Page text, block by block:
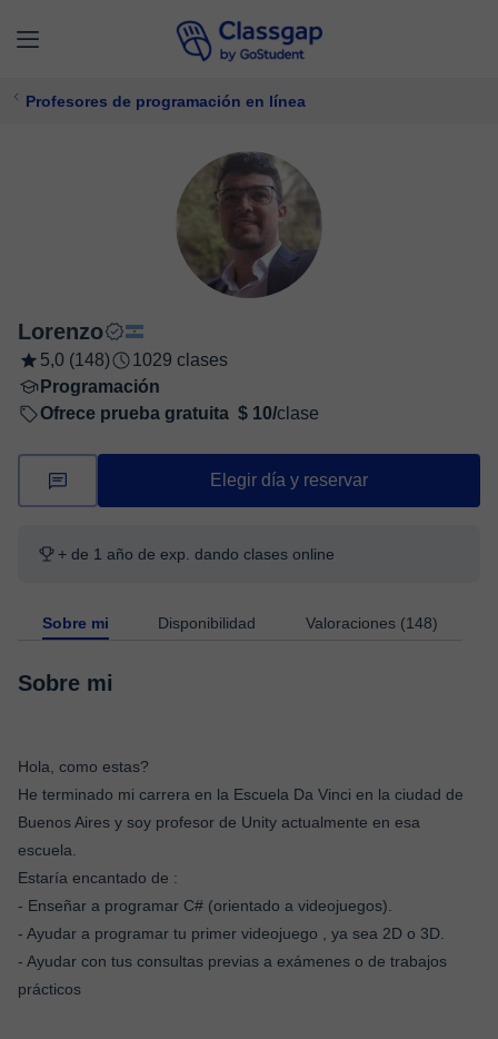
Profesores de programación en línea
Lorenzo
5,0 (148)
1029 clases
Programación
Ofrece prueba gratuita $ 10/clase
Elegir día y reservar
+ de 1 año de exp. dando clases online
Sobre mi Disponibilidad Valoraciones (148)
Sobre mi
Hola, como estas?
He terminado mi carrera en la Escuela Da Vinci en la ciudad de
Buenos Aires y soy profesor de Unity actualmente en esa
escuela.
Estaría encantado de :
- Enseñar a programar C# (orientado a videojuegos).
- Ayudar a programar tu primer videojuego , ya sea 2D o 3D.
- Ayudar con tus consultas previas a exámenes o de trabajos
prácticos